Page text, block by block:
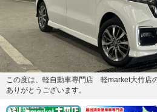
この度は、軽自動車専門店 軽market大竹店
ありがとうございます。